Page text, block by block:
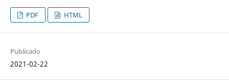
PDF HTML
Publicado
2021-02-22